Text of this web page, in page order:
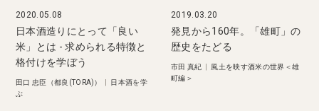
2020.05.08
日本酒造りにとって「良い
米」とは - 求められる特徴と
格付けを学ぼう
田口 忠臣（都良(TORA)）
日本酒を学
ぶ
2019.03.20
発見から160年。「雄町」の
歴史をたどる
市田 真紀
風土を映す酒米の世界＜雄
町編＞